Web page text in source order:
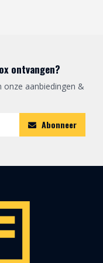
ontvangen?
aanbiedingen &
Abonneer